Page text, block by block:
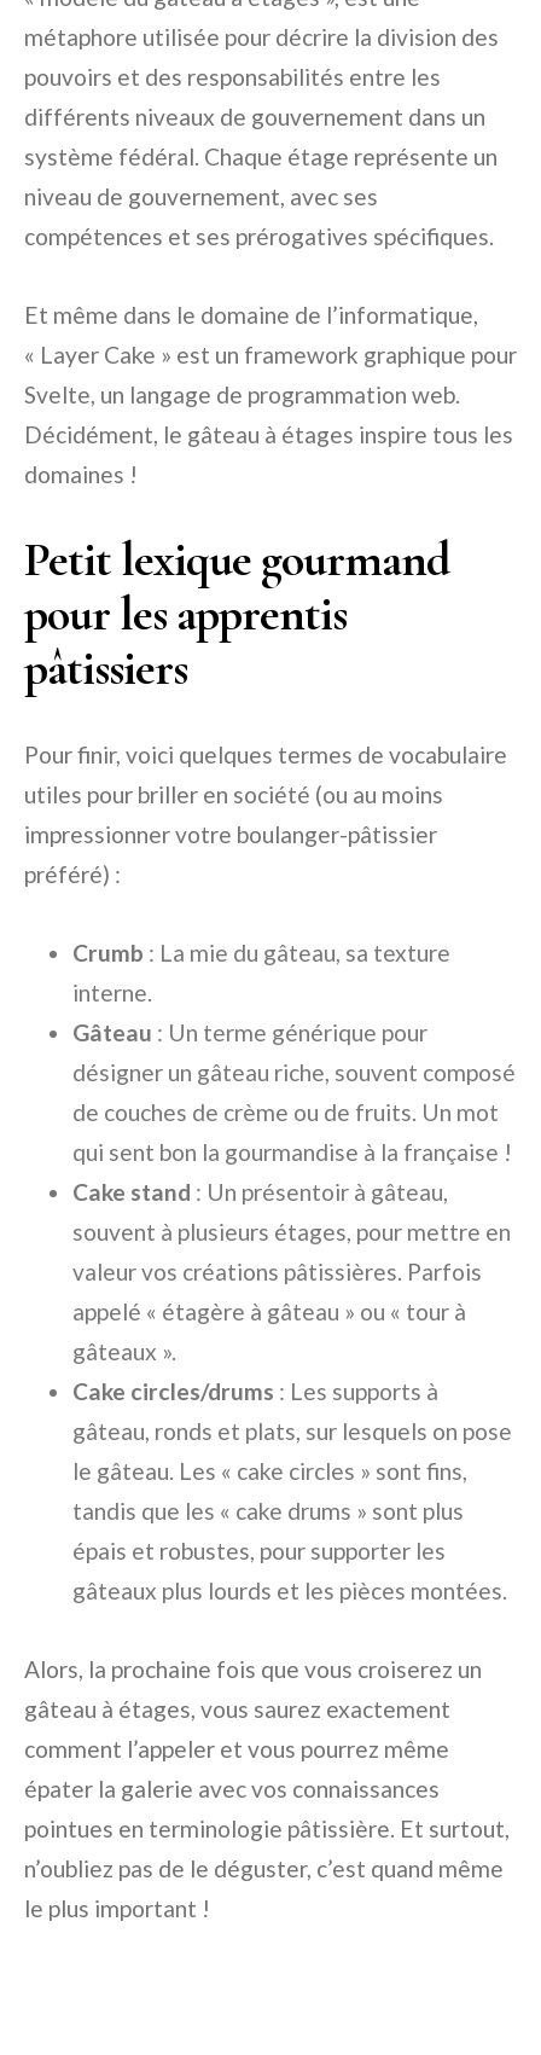
métaphore utilisée pour décrire la division des
pouvoirs et des responsabilités entre les
différents niveaux de gouvernement dans un
système fédéral. Chaque étage représente un
niveau de gouvernement, avec ses
compétences et ses prérogatives spécifiques.
Et même dans le domaine de l’informatique,
« Layer Cake » est un framework graphique pour
Svelte, un langage de programmation web.
Décidément, le gâteau à étages inspire tous les
domaines !
Petit lexique gourmand
pour les apprentis
pâtissiers
Pour finir, voici quelques termes de vocabulaire
utiles pour briller en société (ou au moins
impressionner votre boulanger-pâtissier
préféré) :
Crumb : La mie du gâteau, sa texture
interne.
Gâteau : Un terme générique pour
désigner un gâteau riche, souvent composé
de couches de crème ou de fruits. Un mot
qui sent bon la gourmandise à la française !
Cake stand : Un présentoir à gâteau,
souvent à plusieurs étages, pour mettre en
valeur vos créations pâtissières. Parfois
appelé « étagère à gâteau » ou « tour à
gâteaux ».
Cake circles/drums : Les supports à
gâteau, ronds et plats, sur lesquels on pose
le gâteau. Les « cake circles » sont fins,
tandis que les « cake drums » sont plus
épais et robustes, pour supporter les
gâteaux plus lourds et les pièces montées.
Alors, la prochaine fois que vous croiserez un
gâteau à étages, vous saurez exactement
comment l’appeler et vous pourrez même
épater la galerie avec vos connaissances
pointues en terminologie pâtissière. Et surtout,
n’oubliez pas de le déguster, c’est quand même
le plus important !